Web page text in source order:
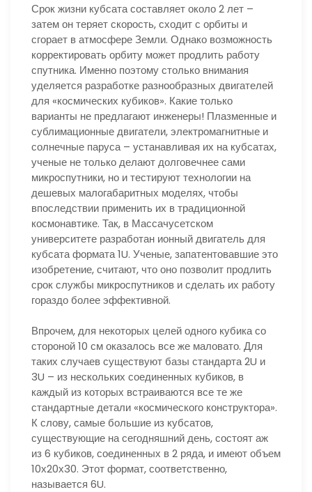
Срок жизни кубсата составляет около 2 лет –
затем он теряет скорость, сходит с орбиты и
сгорает в атмосфере Земли. Однако возможность
корректировать орбиту может продлить работу
спутника. Именно поэтому столько внимания
уделяется разработке разнообразных двигателей
для «космических кубиков». Какие только
варианты не предлагают инженеры! Плазменные и
сублимационные двигатели, электромагнитные и
солнечные паруса – устанавливая их на кубсатах,
ученые не только делают долговечнее сами
микроспутники, но и тестируют технологии на
дешевых малогабаритных моделях, чтобы
впоследствии применить их в традиционной
космонавтике. Так, в Массачусетском
университете разработан ионный двигатель для
кубсата формата 1U. Ученые, запатентовавшие это
изобретение, считают, что оно позволит продлить
срок службы микроспутников и сделать их работу
гораздо более эффективной.
Впрочем, для некоторых целей одного кубика со
стороной 10 см оказалось все же маловато. Для
таких случаев существуют базы стандарта 2U и
3U – из нескольких соединенных кубиков, в
каждый из которых встраиваются все те же
стандартные детали «космического конструктора».
К слову, самые большие из кубсатов,
существующие на сегодняшний день, состоят аж
из 6 кубиков, соединенных в 2 ряда, и имеют объем
10х20х30. Этот формат, соответственно,
называется 6U.